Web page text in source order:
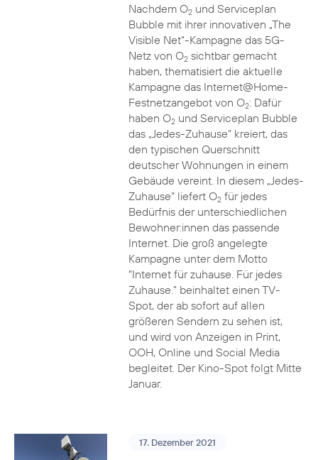
Nachdem O2und Serviceplan
Bubble mit ihrer innovativen „The
Visible Net“-Kampagne das 5G-
Netz von O2sichtbar gemacht
haben, thematisiert die aktuelle
Kampagne das Internet@Home-
Festnetzangebot von O2: Dafür
haben O2und Serviceplan Bubble
das „Jedes-Zuhause“ kreiert, das
den typischen Querschnitt
deutscher Wohnungen in einem
Gebäude vereint. In diesem „Jedes-
Zuhause” liefert O2für jedes
Bedürfnis der unterschiedlichen
Bewohner:innen das passende
Internet. Die groß angelegte
Kampagne unter dem Motto
“Internet für zuhause. Für jedes
Zuhause.” beinhaltet einen TV-
Spot, der ab sofort auf allen
größeren Sendern zu sehen ist,
und wird von Anzeigen in Print,
OOH, Online und Social Media
begleitet. Der Kino-Spot folgt Mitte
Januar.
17. Dezember 2021